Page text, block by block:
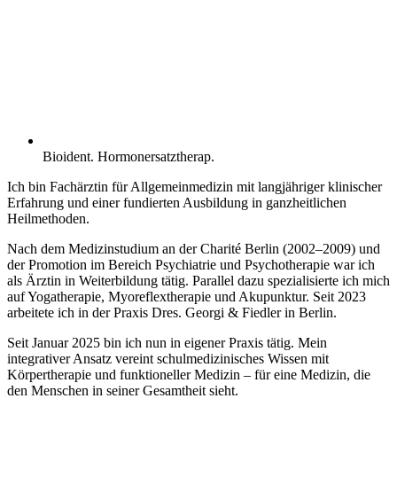
Bioident. Hormonersatztherap.
Ich bin Fachärztin für Allgemeinmedizin mit langjähriger klinischer
Erfahrung und einer fundierten Ausbildung in ganzheitlichen
Heilmethoden.
Nach dem Medizinstudium an der Charité Berlin (2002–2009) und
der Promotion im Bereich Psychiatrie und Psychotherapie war ich
als Ärztin in Weiterbildung tätig. Parallel dazu spezialisierte ich mich
auf Yogatherapie, Myoreflextherapie und Akupunktur. Seit 2023
arbeitete ich in der Praxis Dres. Georgi & Fiedler in Berlin.
Seit Januar 2025 bin ich nun in eigener Praxis tätig. Mein
integrativer Ansatz vereint schulmedizinisches Wissen mit
Körpertherapie und funktioneller Medizin – für eine Medizin, die
den Menschen in seiner Gesamtheit sieht.